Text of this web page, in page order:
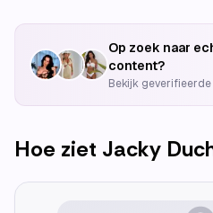
Op zoek naar
content?
Hoe ziet Jacky